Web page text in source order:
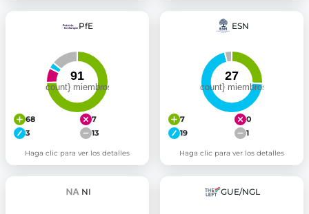
PfE
68
7
3
13
Haga clic para ver los detalles
ESN
7
0
19
1
Haga clic para ver los detalles
NI GUE/NGL